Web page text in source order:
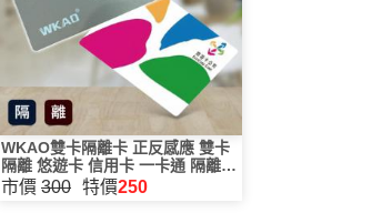
WKAO雙卡隔離卡 正反感應 雙卡
隔離 悠遊卡 信用卡 一卡通 隔離卡
感應卡片不再受阻 隔離器
市價 300 特價250